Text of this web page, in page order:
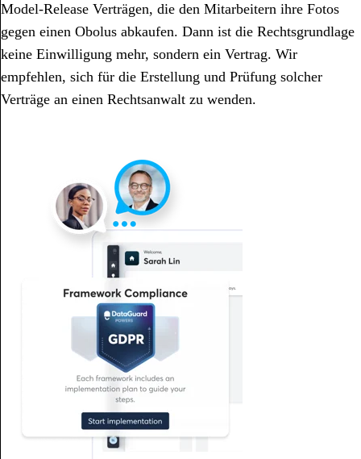
Model-Release Verträgen, die den Mitarbeitern ihre Fotos
gegen einen Obolus abkaufen. Dann ist die Rechtsgrundlage
keine Einwilligung mehr, sondern ein Vertrag. Wir
empfehlen, sich für die Erstellung und Prüfung solcher
Verträge an einen Rechtsanwalt zu wenden.